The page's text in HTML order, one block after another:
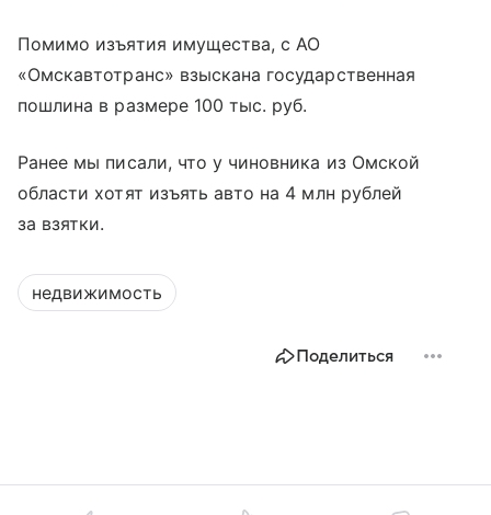
Помимо изъятия имущества, с АО
«Омскавтотранс» взыскана государственная
пошлина в размере 100 тыс. руб.
Ранее мы писали, что у чиновника из Омской
области хотят изъять авто на 4 млн рублей
за взятки.
недвижимость
Поделиться